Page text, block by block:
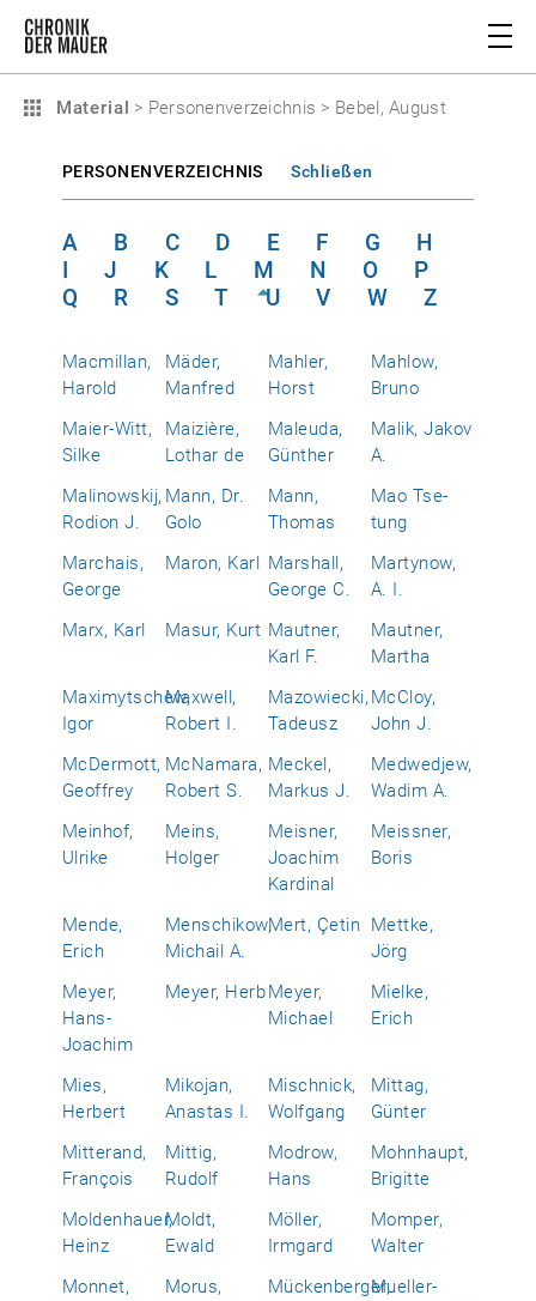
Material > Personenverzeichnis > Bebel, August
PERSONENVERZEICHNIS Schließen
A B C D E F G
H
I
J K L M N O
P
Q
R S T U V W Z
Macmillan,
Harold
Mäder,
Manfred
Mahler,
Horst
Mahlow,
Bruno
Maier-Witt,
Silke
Maizière,
Lothar de
Maleuda,
Günther
Malik, Jakov
A.
Malinowskij,
Rodion J.
Mann, Dr.
Golo
Mann,
Thomas
Mao Tse-
tung
Marchais,
George
Maron, Karl Marshall,
George C.
Martynow,
A. I.
Marx, Karl
Masur, Kurt Mautner,
Karl F.
Mautner,
Martha
Maximytschew,
Igor
Maxwell,
Robert I.
Mazowiecki,
Tadeusz
McCloy,
John J.
McDermott,
Geoffrey
McNamara,
Robert S.
Meckel,
Markus J.
Medwedjew,
Wadim A.
Meinhof,
Ulrike
Meins,
Holger
Meisner,
Joachim
Kardinal
Meissner,
Boris
Mende,
Erich
Menschikow,
Michail A.
Mert, Çetin Mettke,
Jörg
Meyer,
Hans-
Joachim
Meyer, HerbMeyer,
Michael
Mielke,
Erich
Mies,
Herbert
Mikojan,
Anastas I.
Mischnick,
Wolfgang
Mittag,
Günter
Mitterand,
François
Mittig,
Rudolf
Modrow,
Hans
Mohnhaupt,
Brigitte
Moldenhauer,
Heinz
Moldt,
Ewald
Möller,
Irmgard
Momper,
Walter
Monnet,
Morus,
Mückenberger,Mueller-